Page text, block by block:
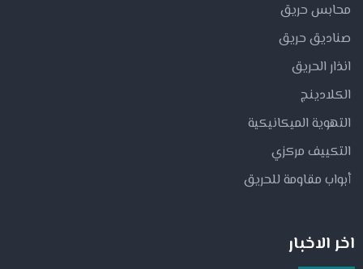
محابس حريق
صناديق حريق
انذار الحريق
الكلادينج
التهوية الميكانيكية
التكييف مركزي
أبواب مقاومة للحريق
اخر الاخبار